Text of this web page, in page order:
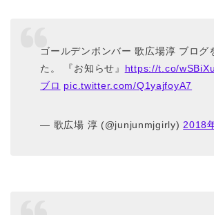
ゴールデンボンバー 歌広場淳 ブログ
た。 『お知らせ』 https://t.co/
ブロ pic.twitter.com/Q1yajfoyA7
— 歌広場 淳 (@junjunmjgirly) 2018